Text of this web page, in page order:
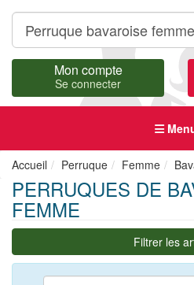
Mon compte
Se connecter
Accueil Perruque Femme
PERRUQUES DE
FEMME
Filtrer les